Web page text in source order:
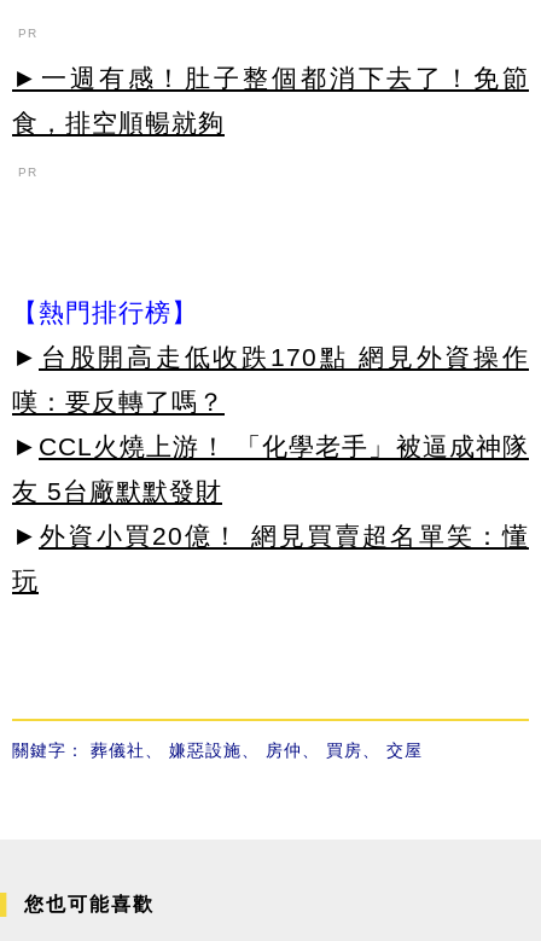
PR
►一週有感！肚子整個都消下去了！免節
食，排空順暢就夠
PR
【熱門排行榜】
► 台股開高走低收跌170點 網見外資操作
嘆：要反轉了嗎？
► CCL火燒上游！ 「化學老手」被逼成神隊
友 5台廠默默發財
► 外資小買20億！ 網見買賣超名單笑：懂
玩
關鍵字： 葬儀社 嫌惡設施 房仲 買房 交屋
您也可能喜歡